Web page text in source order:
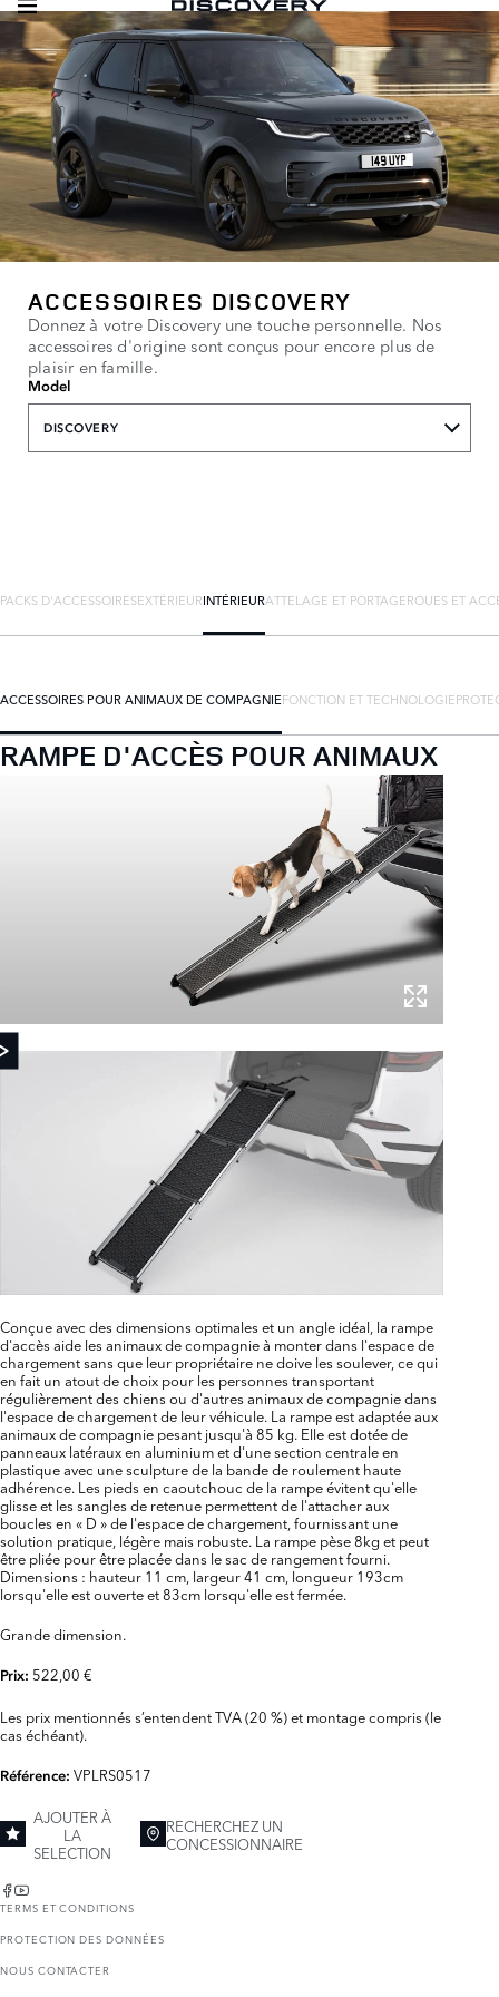
ACCESSOIRES DISCOVERY
Donnez à votre Discovery une touche personnelle. Nos
accessoires d'origine sont conçus pour encore plus de
plaisir en famille.
Model
DISCOVERY
PACKS D'ACCESSOIRESEXTÉRIEURINTÉRIEURATTELAGE ET PORTAGEROUES ET
ACCESSOIRES POUR ANIMAUX DE COMPAGNIEFONCTION ET TECHNOLOGIE
RAMPE D'ACCÈS POUR ANIMAUX
Conçue avec des dimensions optimales et un angle idéal, la rampe
d'accès aide les animaux de compagnie à monter dans l'espace de
chargement sans que leur propriétaire ne doive les soulever, ce qui
en fait un atout de choix pour les personnes transportant
régulièrement des chiens ou d'autres animaux de compagnie dans
l'espace de chargement de leur véhicule. La rampe est adaptée aux
animaux de compagnie pesant jusqu'à 85 kg. Elle est dotée de
panneaux latéraux en aluminium et d'une section centrale en
plastique avec une sculpture de la bande de roulement haute
adhérence. Les pieds en caoutchouc de la rampe évitent qu'elle
glisse et les sangles de retenue permettent de l'attacher aux
boucles en « D » de l'espace de chargement, fournissant une
solution pratique, légère mais robuste. La rampe pèse 8kg et peut
être pliée pour être placée dans le sac de rangement fourni.
Dimensions : hauteur 11 cm, largeur 41 cm, longueur 193cm
lorsqu'elle est ouverte et 83cm lorsqu'elle est fermée.
Grande dimension.
Prix: 522,00 €
Les prix mentionnés s’entendent TVA (20 %) et montage compris (le
cas échéant).
Référence: VPLRS0517
AJOUTER À
LA
SELECTION
RECHERCHEZ UN
CONCESSIONNAIRE
TERMS ET CONDITIONS
PROTECTION DES DONNÉES
NOUS CONTACTER